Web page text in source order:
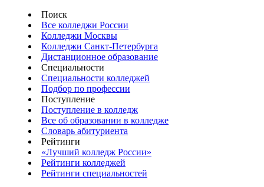
Поиск
Все колледжи России
Колледжи Москвы
Колледжи Санкт-Петербурга
Дистанционное образование
Специальности
Специальности колледжей
Подбор по профессии
Поступление
Поступление в колледж
Все об образовании в колледже
Словарь абитуриента
Рейтинги
«Лучший колледж России»
Рейтинги колледжей
Рейтинги специальностей